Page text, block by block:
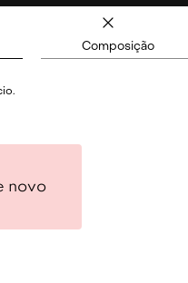
Composição
zíper invisível.
novo